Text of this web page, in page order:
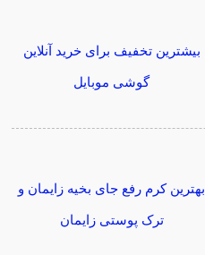
بیشترین تخفیف برای خرید آنلاین
گوشی موبایل
بهترین کرم رفع جای بخیه زایمان و
ترک پوستی زایمان